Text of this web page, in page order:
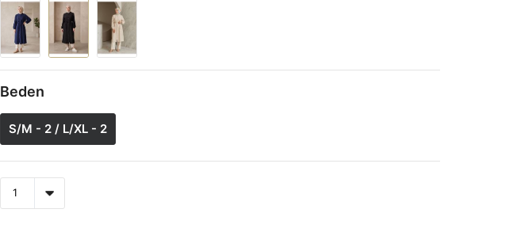
Beden
S/M - 2 / L/XL - 2